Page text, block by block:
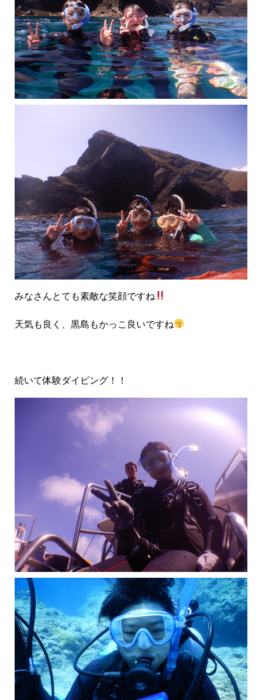
みなさんとても素敵な笑顔ですね
天気も良く、黒島もかっこ良いですね
続いて体験ダイビング！！